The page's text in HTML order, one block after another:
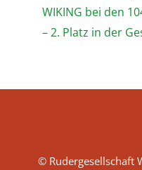
WIKING bei den
– 2. Platz in der
© Rudergesellschaft